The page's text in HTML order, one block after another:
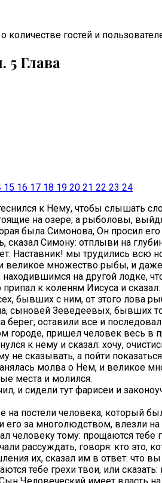
количестве гостей и
5 Глава
15 16 17 18 19 20 21 22 23 24
к Нему, чтобы слышать
на озере; а рыболовы,
была Симонова, Он просил
сказал Симону: отплыви на
Наставник! мы трудились всю
великое множество рыбы, и даже
на другой лодке,
к коленям Иисуса и
бывших с ним, от этого лова
сыновей Зеведеевых, бывших
оставили все и
городе, пришел человек весь в
к нему и сказал: хочу,
не сказывать, а пойти
молва о Нем, и великое
места и молился.
и сидели тут фарисеи и
на постели человека, который
его за многолюдством, влезли
человеку тому: прощаются тебе
рассуждать, говоря: кто это,
их, сказал им в ответ: что
тебе грехи твои, или сказать: